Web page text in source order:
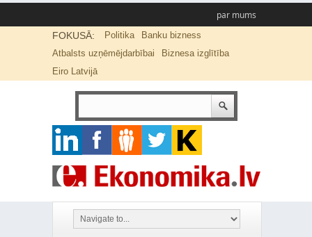
par mums
FOKUSĀ: Politika
Banku bizness
Atbalsts uzņēmējdarbībai
Biznesa izglītība
Eiro Latvijā